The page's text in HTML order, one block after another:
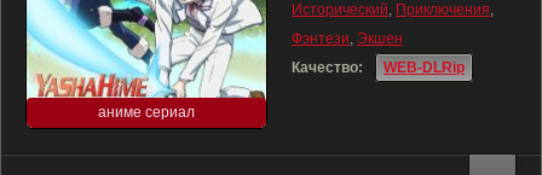
аниме сериал
Исторический, Приключения,
Фэнтези, Экшен
Качество:
WEB-DLRip